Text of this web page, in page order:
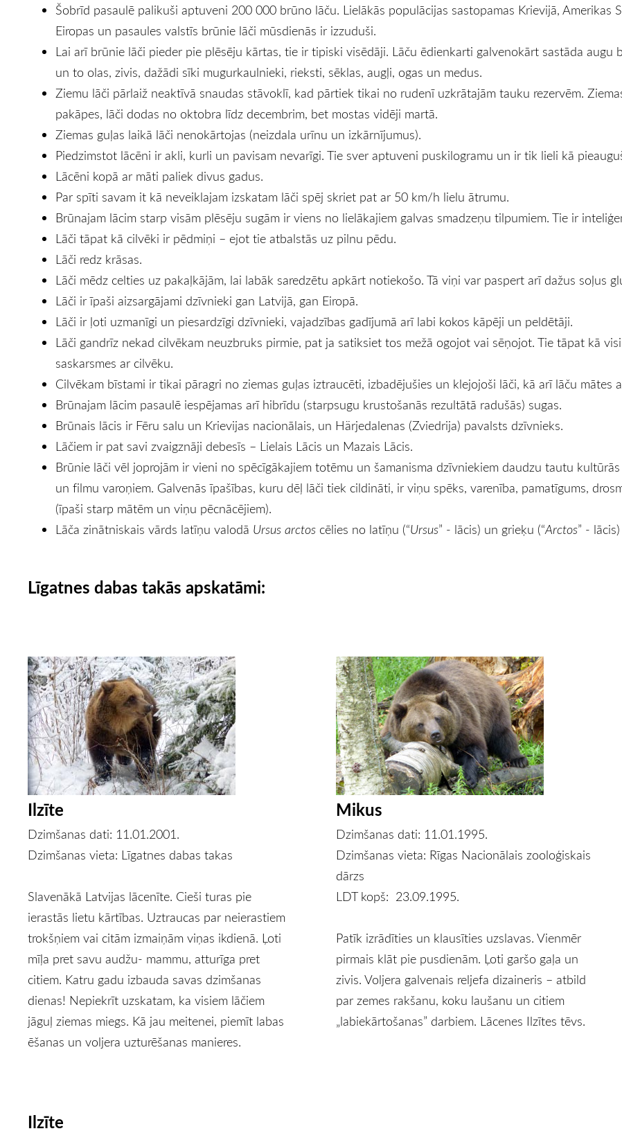
Šobrīd pasaulē palikuši aptuveni 200 000 brūno lāču. Lielākās populācijas sastopamas Krievijā, Amerikas
Eiropas un pasaules valstīs brūnie lāči mūsdienās ir izzuduši.
Lai arī brūnie lāči pieder pie plēsēju kārtas, tie ir tipiski visēdāji. Lāču ēdienkarti galvenokārt sastāda
un to olas, zivis, dažādi sīki mugurkaulnieki, rieksti, sēklas, augļi, ogas un medus.
Ziemu lāči pārlaiž neaktīvā snaudas stāvoklī, kad pārtiek tikai no rudenī uzkrātajām tauku rezervēm.
pakāpes, lāči dodas no oktobra līdz decembrim, bet mostas vidēji martā.
Ziemas guļas laikā lāči nenokārtojas (neizdala urīnu un izkārnījumus).
Piedzimstot lācēni ir akli, kurli un pavisam nevarīgi. Tie sver aptuveni puskilogramu un ir tik lieli kā
Lācēni kopā ar māti paliek divus gadus.
Par spīti savam it kā neveiklajam izskatam lāči spēj skriet pat ar 50 km/h lielu ātrumu.
Brūnajam lācim starp visām plēsēju sugām ir viens no lielākajiem galvas smadzeņu tilpumiem. Tie ir
Lāči tāpat kā cilvēki ir pēdmiņi – ejot tie atbalstās uz pilnu pēdu.
Lāči redz krāsas.
Lāči mēdz celties uz pakaļkājām, lai labāk saredzētu apkārt notiekošo. Tā viņi var paspert arī dažus soļus
Lāči ir īpaši aizsargājami dzīvnieki gan Latvijā, gan Eiropā.
Lāči ir ļoti uzmanīgi un piesardzīgi dzīvnieki, vajadzības gadījumā arī labi kokos kāpēji un peldētāji.
Lāči gandrīz nekad cilvēkam neuzbruks pirmie, pat ja satiksiet tos mežā ogojot vai sēņojot. Tie tāpat kā
saskarsmes ar cilvēku.
Cilvēkam bīstami ir tikai pāragri no ziemas guļas iztraucēti, izbadējušies un klejojoši lāči, kā arī lāču mātes
Brūnajam lācim pasaulē iespējamas arī hibrīdu (starpsugu krustošanās rezultātā radušās) sugas.
Brūnais lācis ir Fēru salu un Krievijas nacionālais, un Härjedalenas (Zviedrija) pavalsts dzīvnieks.
Lāčiem ir pat savi zvaigznāji debesīs – Lielais Lācis un Mazais Lācis.
Brūnie lāči vēl joprojām ir vieni no spēcīgākajiem totēmu un šamanisma dzīvniekiem daudzu tautu
un filmu varoņiem. Galvenās īpašības, kuru dēļ lāči tiek cildināti, ir viņu spēks, varenība, pamatīgums,
(īpaši starp mātēm un viņu pēcnācējiem).
Lāča zinātniskais vārds latīņu valodā Ursus arctos cēlies no latīņu (“Ursus” - lācis) un grieķu (“Arctos” -
Līgatnes dabas takās apskatāmi:
Ilzīte
Dzimšanas dati: 11.01.2001.
Dzimšanas vieta: Līgatnes dabas takas
Slavenākā Latvijas lācenīte. Cieši turas pie
ierastās lietu kārtības. Uztraucas par neierastiem
trokšņiem vai citām izmaiņām viņas ikdienā. Ļoti
mīļa pret savu audžu- mammu, atturīga pret
citiem. Katru gadu izbauda savas dzimšanas
dienas! Nepiekrīt uzskatam, ka visiem lāčiem
jāguļ ziemas miegs. Kā jau meitenei, piemīt labas
ēšanas un voljera uzturēšanas manieres.
Mikus
Dzimšanas dati: 11.01.1995.
Dzimšanas vieta: Rīgas Nacionālais zooloģiskais
dārzs
LDT kopš: 23.09.1995.
Patīk izrādīties un klausīties uzslavas. Vienmēr
pirmais klāt pie pusdienām. Ļoti garšo gaļa un
zivis. Voljera galvenais reljefa dizaineris – atbild
par zemes rakšanu, koku laušanu un citiem
„labiekārtošanas” darbiem. Lācenes Ilzītes tēvs.
Ilzīte